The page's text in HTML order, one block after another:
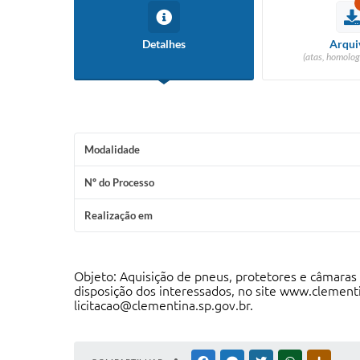
Detalhes
(atas,
Modalidade
Nº do Processo
Realização em
Objeto: Aquisição de pneus, protetores e
disposição dos interessados, no site
licitacao@clementina.sp.gov.br.